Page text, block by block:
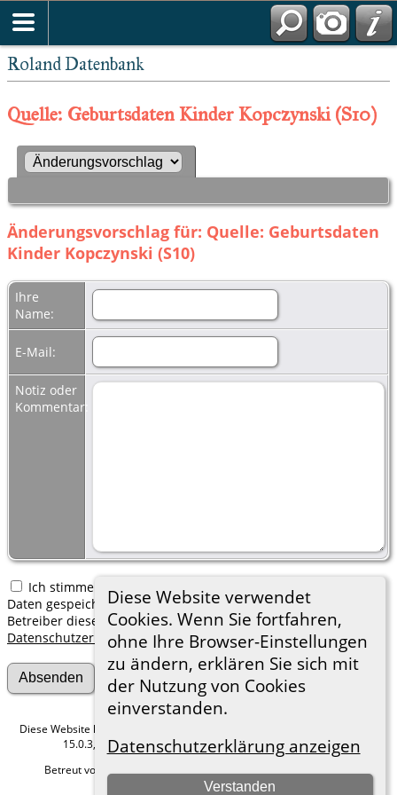
Roland Datenbank
Diese Website verwendet
Cookies. Wenn Sie fortfahren,
ohne Ihre Browser-Einstellungen
zu ändern, erklären Sie sich mit
der Nutzung von Cookies
einverstanden.
Datenschutzerklärung anzeigen
Verstanden
Quelle: Geburtsdaten Kinder Kopczynski (S10)
Änderungsvorschlag für: Quelle: Geburtsdaten
Kinder Kopczynski (S10)
Ihre
Name:
E-Mail:
Notiz oder
Kommentar:
Ich stimme zu, dass meine hier erfassten persönlichen
Daten gespeichert werden. Ich verstehe, dass ich jederzeit den
Betreiber dieser Website bitten kann, diese Daten zu löschen.
Datenschutzerklärung
Diese Website läuft mit
15.0.3, programmiert von Darrin Lythgoe © 2001-2026.
Betreut von